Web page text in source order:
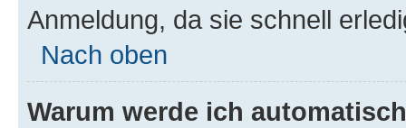
Anmeldung, da sie schnell
Nach oben
Warum werde ich